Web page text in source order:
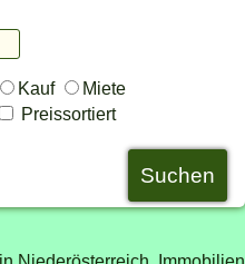
Kauf
Miete
Preissortiert